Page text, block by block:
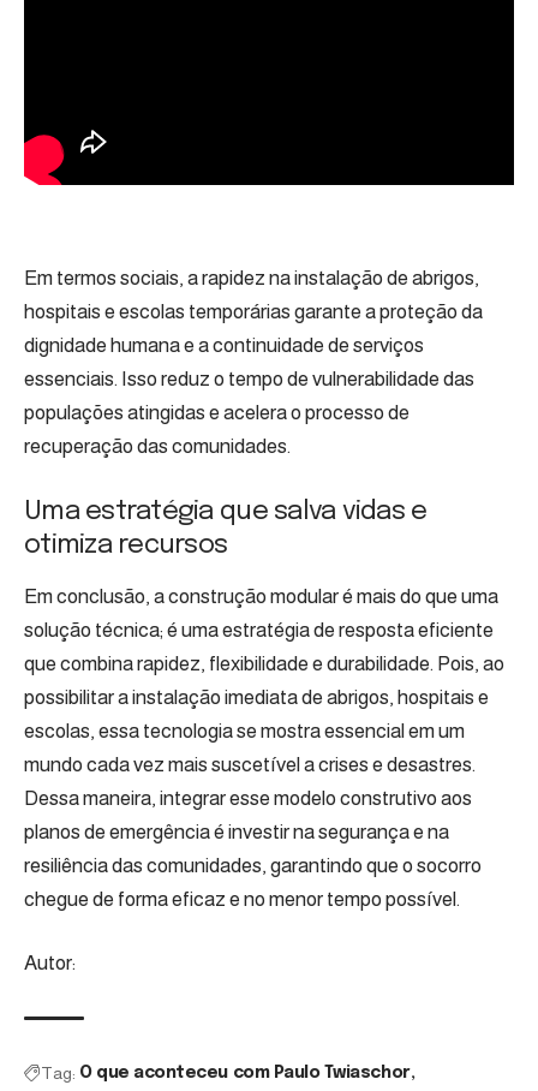
Em termos sociais, a rapidez na instalação de abrigos,
hospitais e escolas temporárias garante a proteção da
dignidade humana e a continuidade de serviços
essenciais. Isso reduz o tempo de vulnerabilidade das
populações atingidas e acelera o processo de
recuperação das comunidades.
Uma estratégia que salva vidas e
otimiza recursos
Em conclusão, a construção modular é mais do que uma
solução técnica; é uma estratégia de resposta eficiente
que combina rapidez, flexibilidade e durabilidade. Pois, ao
possibilitar a instalação imediata de abrigos, hospitais e
escolas, essa tecnologia se mostra essencial em um
mundo cada vez mais suscetível a crises e desastres.
Dessa maneira, integrar esse modelo construtivo aos
planos de emergência é investir na segurança e na
resiliência das comunidades, garantindo que o socorro
chegue de forma eficaz e no menor tempo possível.
Autor:
Tag: O que aconteceu com Paulo Twiaschor